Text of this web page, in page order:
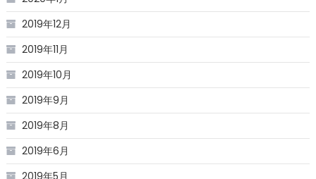
2019年12月
2019年11月
2019年10月
2019年9月
2019年8月
2019年6月